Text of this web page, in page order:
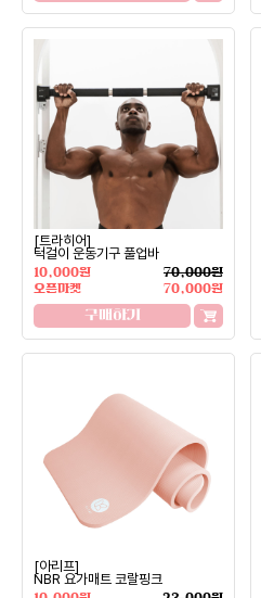
[트라히어]
턱걸이 운동기구 풀업바
10,000원
70,000원
오픈마켓
70,000원
구매하기
[아리프]
NBR 요가매트 코랄핑크